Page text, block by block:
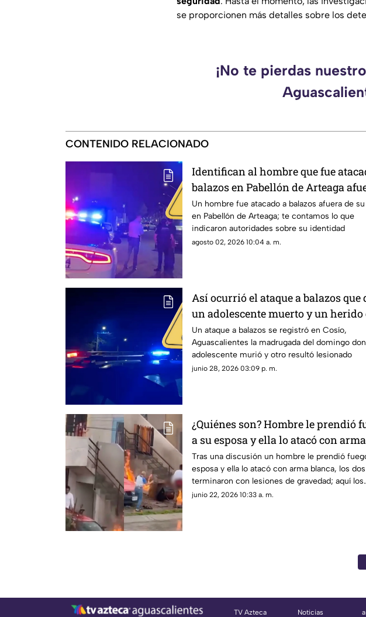
se proporcionen más detalles sobre los
¡No te pierdas
CONTENIDO RELACIONADO
Identifican al hombre que fue
balazos en Pabellón de Arteaga
de su casa
Un hombre fue atacado a balazos afuera de
en Pabellón de Arteaga; te contamos lo que
indicaron autoridades sobre su identidad
agosto 02, 2026 10:04 a. m.
Así ocurrió el ataque a balazos que
un adolescente muerto y un herido
Cosío
Un ataque a balazos se registró en Cosío,
Aguascalientes la madrugada del domingo
adolescente murió y otro resultó lesionado
junio 28, 2026 03:09 p. m.
¿Quiénes son? Hombre le prendió
a su esposa y ella lo atacó con arma
blanca en Aguascalientes
Tras una discusión un hombre le prendió
esposa y ella lo atacó con arma blanca, los dos
terminaron con lesiones de gravedad; aquí los
detalles
junio 22, 2026 10:33 a. m.
TV Azteca Noticias